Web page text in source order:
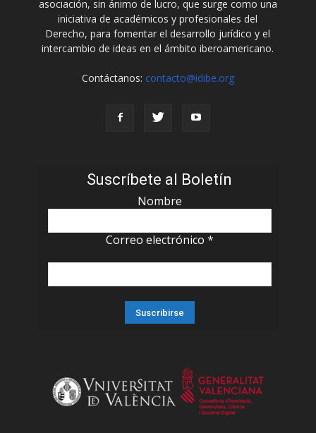
asociación, sin ánimo de lucro, que surge como una
iniciativa de académicos y profesionales del
Derecho, para fomentar el desarrollo jurídico y el
intercambio de ideas en el ámbito iberoamericano.
Contáctanos: contacto@idibe.org
Suscríbete al Boletín
Nombre
Correo electrónico *